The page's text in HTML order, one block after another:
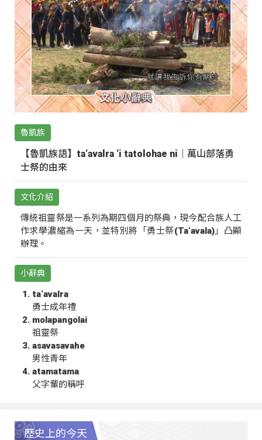
魯凱族
【魯凱族語】ta‘avalra ‘i tatolohae ni｜萬山部落勇
士祭的由來
文化介紹
傳統祖靈祭是一系列為期四個月的祭典，現今配合族人工
作求學濃縮為一天，並特別將「勇士祭(Ta‘avala)」凸顯
辦理。
小辭典
ta‘avalra
勇士成年禮
molapangolai
祖靈祭
asavasavahe
男性青年
atamatama
父字輩的稱呼
歷史上的今天